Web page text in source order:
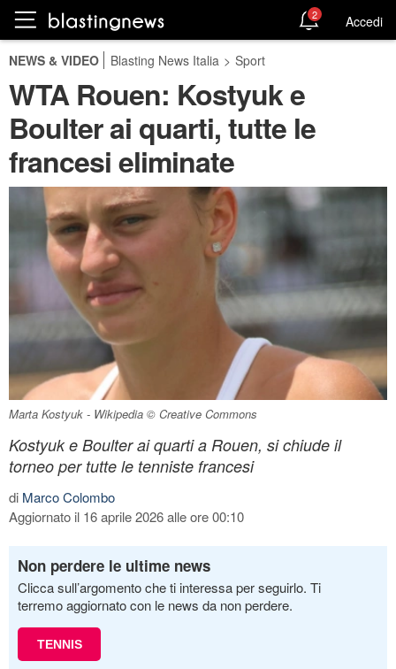
2 Accedi
NEWS & VIDEO Blasting News Italia > Sport
WTA Rouen: Kostyuk e
Boulter ai quarti, tutte le
francesi eliminate
Marta Kostyuk - Wikipedia © Creative Commons
Kostyuk e Boulter ai quarti a Rouen, si chiude il
torneo per tutte le tenniste francesi
di Marco Colombo
Aggiornato il 16 aprile 2026 alle ore 00:10
Non perdere le ultime news
Clicca sull’argomento che ti interessa per seguirlo. Ti
terremo aggiornato con le news da non perdere.
TENNIS